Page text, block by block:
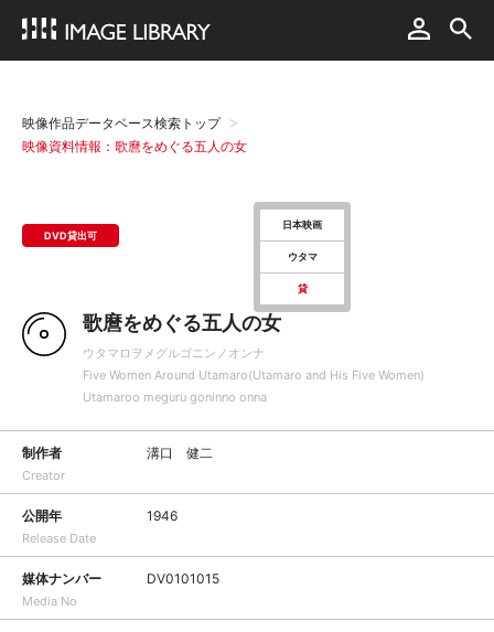
映像作品データベース検索トップ
映像資料情報：歌麿をめぐる五人の女
DVD貸出可
日本映画
ウタマ
貸
歌麿をめぐる五人の女
ウタマロヲメグルゴニンノオンナ
Five Women Around Utamaro(Utamaro and His Five Women)
Utamaroo meguru goninno onna
制作者
Creator
溝口 健二
公開年
Release Date
1946
媒体ナンバー
Media No
DV0101015